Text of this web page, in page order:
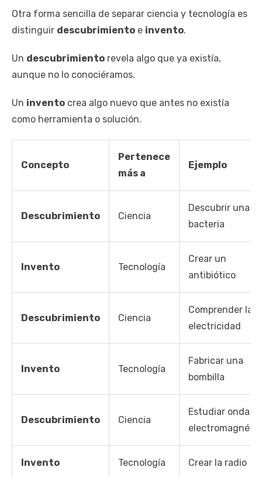
Otra forma sencilla de separar ciencia y tecnología es
distinguir descubrimiento e invento.
Un descubrimiento revela algo que ya existía,
aunque no lo conociéramos.
Un invento crea algo nuevo que antes no existía
como herramienta o solución.
Concepto
Pertenece
más a
Ejemplo
Descubrimiento Ciencia
Descubrir una
bacteria
Invento Tecnología
Crear un
antibiótico
Descubrimiento Ciencia
Comprender la
electricidad
Invento Tecnología
Fabricar una
bombilla
Descubrimiento Ciencia
Estudiar ondas
Invento Tecnología Crear la radio